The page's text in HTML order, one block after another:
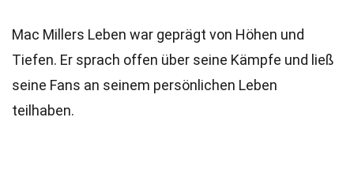
Mac Millers Leben war geprägt von Höhen und
Tiefen. Er sprach offen über seine Kämpfe und ließ
seine Fans an seinem persönlichen Leben
teilhaben.